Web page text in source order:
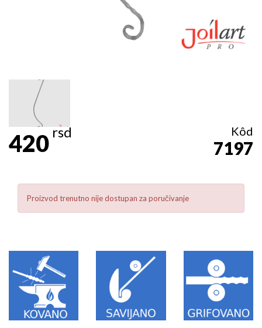
420rsd Kôd
7197
Proizvod trenutno nije dostupan za poručivanje